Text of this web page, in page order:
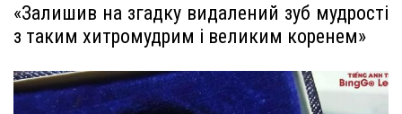
«Залишив на згадку видалений зуб мудрості
з таким хитромудрим і великим коренем»